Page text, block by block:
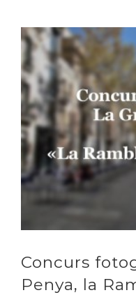
Concurs
Penya, la